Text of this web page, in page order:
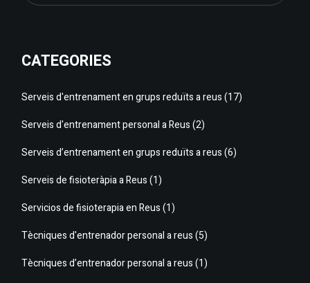
CATEGORIES
Serveis d'entrenament en grups reduïts a reus(17)
Serveis d'entrenament personal a Reus(2)
Serveis d’entrenament en grups reduïts a reus(6)
Serveis de fisioteràpia a Reus(1)
Servicios de fisioterapia en Reus(1)
Tècniques d'entrenador personal a reus(5)
Tècniques d’entrenador personal a reus(1)